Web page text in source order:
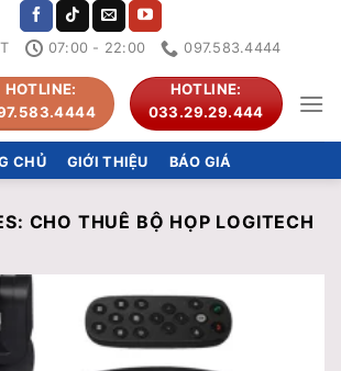
07:00 - 22:00 097.583.4444
HOTLINE:
HOTLINE:
033.29.29.444
CHỦ GIỚI THIỆU BÁO GIÁ
CHO THUÊ BỘ HỌP LOGITECH